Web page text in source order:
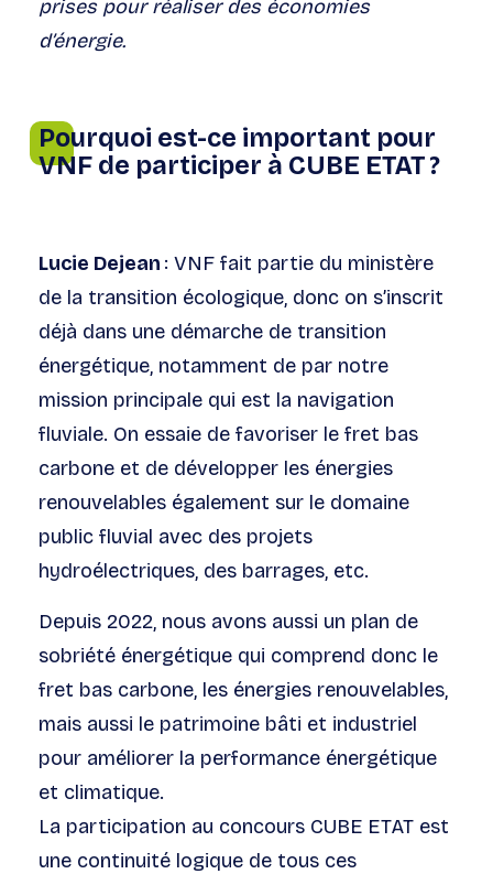
prises pour réaliser des économies
d’énergie.
Pourquoi est-ce important pour
VNF de participer à CUBE ETAT ?
Lucie Dejean : VNF fait partie du ministère
de la transition écologique, donc on s’inscrit
déjà dans une démarche de transition
énergétique, notamment de par notre
mission principale qui est la navigation
fluviale. On essaie de favoriser le fret bas
carbone et de développer les énergies
renouvelables également sur le domaine
public fluvial avec des projets
hydroélectriques, des barrages, etc.
Depuis 2022, nous avons aussi un plan de
sobriété énergétique qui comprend donc le
fret bas carbone, les énergies renouvelables,
mais aussi le patrimoine bâti et industriel
pour améliorer la performance énergétique
et climatique.
La participation au concours CUBE ETAT est
une continuité logique de tous ces